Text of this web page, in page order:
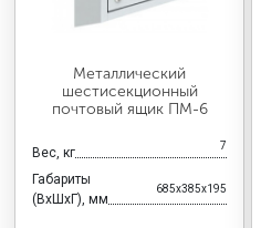
Металлический
шестисекционный
почтовый ящик ПМ-6
Вес, кг 7
Габариты
(ВхШхГ), мм
685x385x195